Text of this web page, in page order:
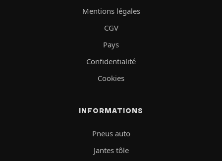
Mentions légales
CGV
Pays
Confidentialité
Cookies
INFORMATIONS
Pneus auto
Jantes tôle